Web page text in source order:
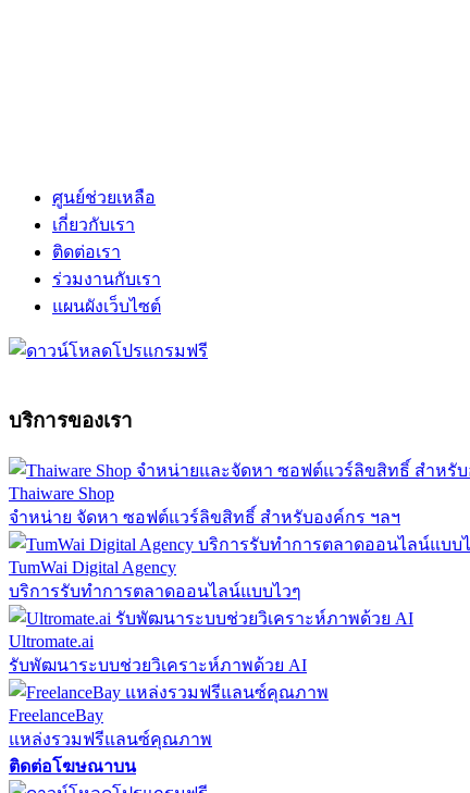
ศูนย์ช่วยเหลือ
เกี่ยวกับเรา
ติดต่อเรา
ร่วมงานกับเรา
แผนผังเว็บไซต์
บริการของเรา
Thaiware Shop
จำหน่าย จัดหา ซอฟต์แวร์ลิขสิทธิ์ สำหรับองค์กร ฯลฯ
TumWai Digital Agency
บริการรับทำการตลาดออนไลน์แบบไวๆ
Ultromate.ai
รับพัฒนาระบบช่วยวิเคราะห์ภาพด้วย AI
FreelanceBay
แหล่งรวมฟรีแลนซ์คุณภาพ
ติดต่อโฆษณาบน